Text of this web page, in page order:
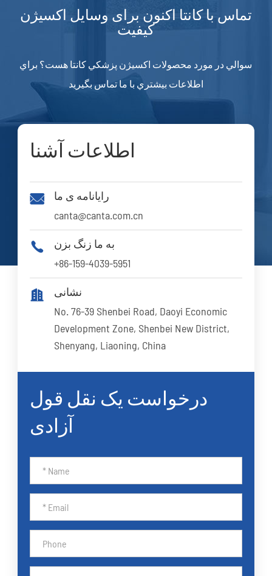
تماس با کانتا اکنون برای وسایل اکسیژن
کیفیت
سوالي در مورد محصولات اکسيژن پزشکي کانتا هست؟ براي
اطلاعات بيشتري با ما تماس بگيريد
اطلاعات آشنا

رایانامه ی ما
canta@canta.com.cn

به ما زنگ بزن
+86-159-4039-5951

نشانی
No. 76-39 Shenbei Road, Daoyi Economic
Development Zone, Shenbei New District,
Shenyang, Liaoning, China
درخواست یک نقل قول
آزادی